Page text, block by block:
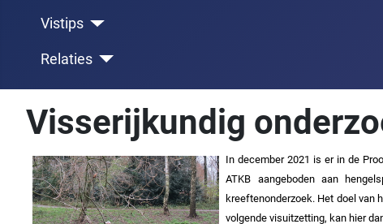
Vistips
Relaties
Visserijkundig
In december 2021 is er in de
ATKB aangeboden aan
kreeftenonderzoek. Het doel van
volgende visuitzetting, kan hier